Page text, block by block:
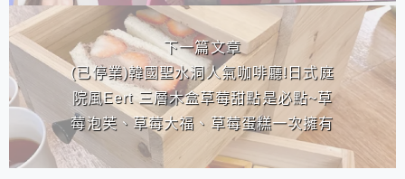
下一篇文章
(已停業)韓國聖水洞人氣咖啡廳!日式庭
院風Eert 三層木盒草莓甜點是必點~草
莓泡芙、草莓大福、草莓蛋糕一次擁有